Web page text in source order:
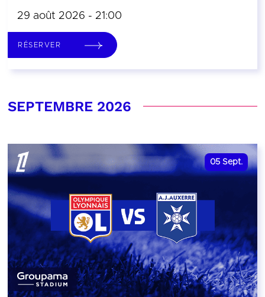
29 août 2026 - 21:00
RÉSERVER
SEPTEMBRE 2026
05 Sept.